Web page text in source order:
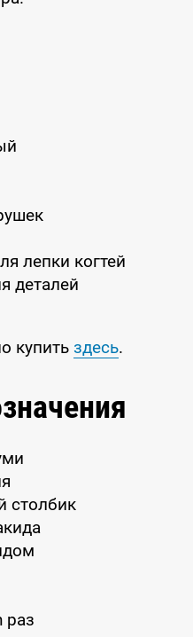
лепки когтей
деталей
купить здесь.
столбик
раз